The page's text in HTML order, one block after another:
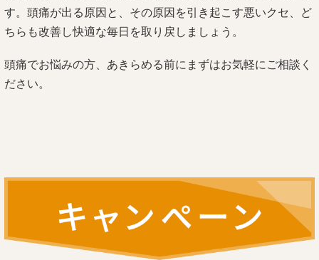
す。頭痛が出る原因と、その原因を引き起こす悪いクセ、ど
ちらも改善し快適な毎日を取り戻しましょう。
頭痛でお悩みの方、あきらめる前にまずはお気軽にご相談く
ださい。